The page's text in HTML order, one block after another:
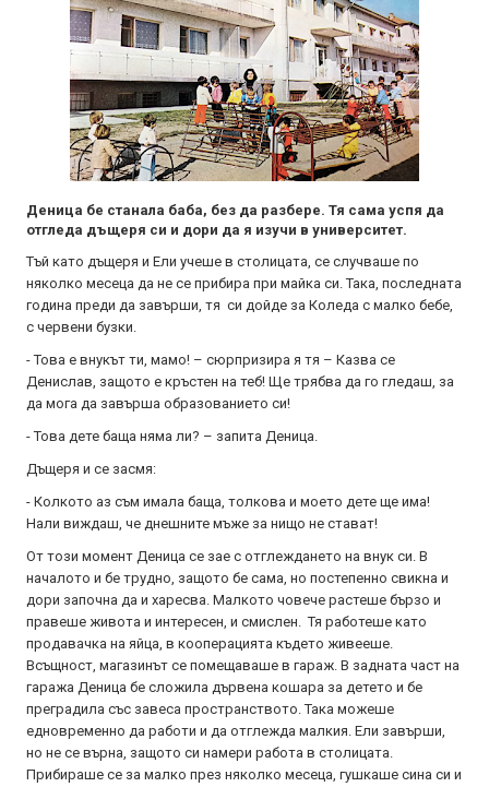
Деница бе станала баба, без да разбере. Тя сама успя да
отгледа дъщеря си и дори да я изучи в университет.
Тъй като дъщеря и Ели учеше в столицата, се случваше по
няколко месеца да не се прибира при майка си. Така, последната
година преди да завърши, тя си дойде за Коледа с малко бебе,
с червени бузки.
- Това е внукът ти, мамо! – сюрпризира я тя – Казва се
Денислав, защото е кръстен на теб! Ще трябва да го гледаш, за
да мога да завърша образованието си!
- Това дете баща няма ли? – запита Деница.
Дъщеря и се засмя:
- Колкото аз съм имала баща, толкова и моето дете ще има!
Нали виждаш, че днешните мъже за нищо не стават!
От този момент Деница се зае с отглеждането на внук си. В
началото и бе трудно, защото бе сама, но постепенно свикна и
дори започна да и харесва. Малкото човече растеше бързо и
правеше живота и интересен, и смислен. Тя работеше като
продавачка на яйца, в кооперацията където живееше.
Всъщност, магазинът се помещаваше в гараж. В задната част на
гаража Деница бе сложила дървена кошара за детето и бе
преградила със завеса пространството. Така можеше
едновременно да работи и да отглежда малкия. Ели завърши,
но не се върна, защото си намери работа в столицата.
Прибираше се за малко през няколко месеца, гушкаше сина си и